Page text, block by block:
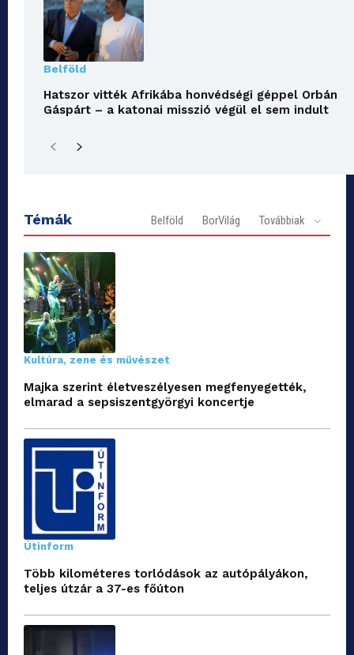
Belföld
Hatszor vitték Afrikába honvédségi géppel Orbán
Gáspárt – a katonai misszió végül el sem indult
Témák Belföld BorVilág Továbbiak
Kultúra, zene és művészet
Majka szerint életveszélyesen megfenyegették,
elmarad a sepsiszentgyörgyi koncertje
Útinform
Több kilométeres torlódások az autópályákon,
teljes útzár a 37-es főúton